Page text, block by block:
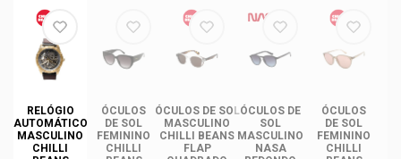
RELÓGIO
AUTOMÁTICO
MASCULINO
CHILLI
ÓCULOS
DE SOL
FEMININO
CHILLI
ÓCULOS DE SOL
MASCULINO
CHILLI BEANS
FLAP
ÓCULOS DE
SOL
MASCULINO
NASA
ÓCULOS
DE SOL
FEMININO
CHILLI